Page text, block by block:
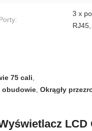
3 x
75 cali,
obudowie, Okrągły
LCD